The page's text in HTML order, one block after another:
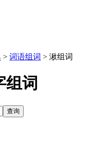
> 词语组词 > 湫组词
组词